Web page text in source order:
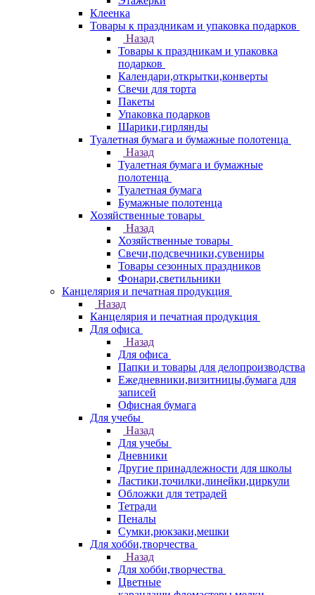
Клеенка
Товары к праздникам и упаковка подарков
Назад
Товары к праздникам и упаковка
подарков
Календари,открытки,конверты
Свечи для торта
Пакеты
Упаковка подарков
Шарики,гирлянды
Туалетная бумага и бумажные полотенца
Назад
Туалетная бумага и бумажные
полотенца
Туалетная бумага
Бумажные полотенца
Хозяйственные товары
Назад
Хозяйственные товары
Свечи,подсвечники,сувениры
Товары сезонных праздников
Фонари,светильники
Канцелярия и печатная продукция
Назад
Канцелярия и печатная продукция
Для офиса
Назад
Для офиса
Папки и товары для делопроизводства
Ежедневники,визитницы,бумага для
записей
Офисная бумага
Для учебы
Назад
Для учебы
Дневники
Другие принадлежности для школы
Ластики,точилки,линейки,циркули
Обложки для тетрадей
Тетради
Пеналы
Сумки,рюкзаки,мешки
Для хобби,творчества
Назад
Для хобби,творчества
Цветные